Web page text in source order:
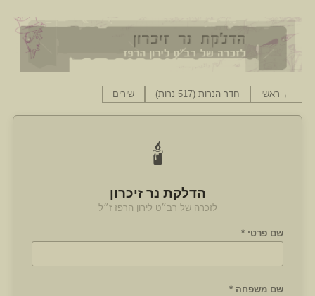
← ראשי חדר הנרות (517 נרות) שירים
🕯️
הדלקת נר זיכרון
לזכרה של רב״ט לירון הרפז ז״ל
שם פרטי *
שם משפחה *